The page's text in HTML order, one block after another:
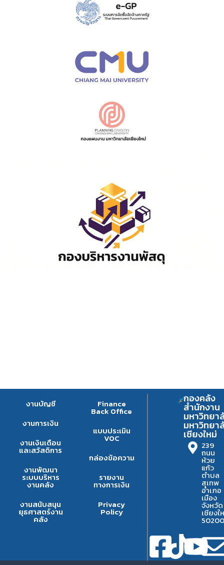
งานบัญชี
งานการเงิน
งานเงินเดือน
และสวัสดิการ
งานพัฒนา
ระบบบริหาร
งานคลัง
งานสนับสนุน
ยุธศาสตร์งาน
คลัง
Finance
Back Office
แบบประเมิน
VOC
กล่องข้อความ
รายงาน
ทางการเงิน
Privacy
Policy
กองคลัง
สำนักงาน
มหาวิทยา
มหาวิทยา
เชียงใหม่
239
ถนน
ห้วย
แก้ว
ตำบล
สุเทพ
อำเภอ
เมือง
จังหวัด
เชียงใ
50200